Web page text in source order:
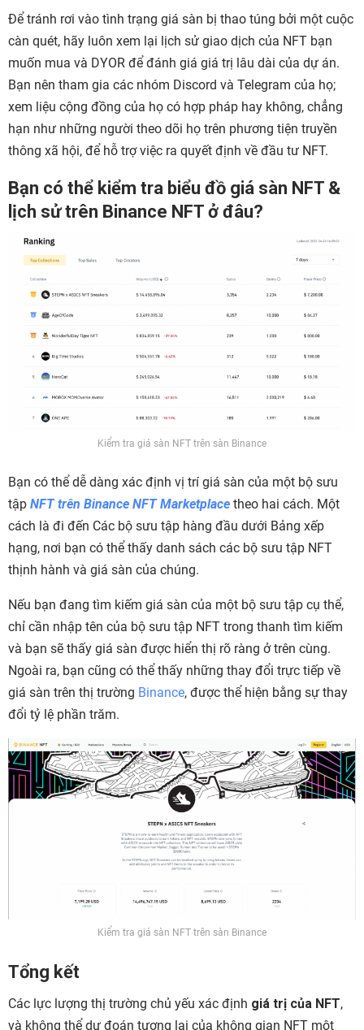
Để tránh rơi vào tình trạng giá sàn bị thao túng bởi một cuộc
càn quét, hãy luôn xem lại lịch sử giao dịch của NFT bạn
muốn mua và DYOR để đánh giá giá trị lâu dài của dự án.
Bạn nên tham gia các nhóm Discord và Telegram của họ;
xem liệu cộng đồng của họ có hợp pháp hay không, chẳng
hạn như những người theo dõi họ trên phương tiện truyền
thông xã hội, để hỗ trợ việc ra quyết định về đầu tư NFT.
Bạn có thể kiểm tra biểu đồ giá sàn NFT &
lịch sử trên Binance NFT ở đâu?
Kiểm tra giá sàn NFT trên sàn Binance
Bạn có thể dễ dàng xác định vị trí giá sàn của một bộ sưu
tập NFT trên Binance NFT Marketplace theo hai cách. Một
cách là đi đến Các bộ sưu tập hàng đầu dưới Bảng xếp
hạng, nơi bạn có thể thấy danh sách các bộ sưu tập NFT
thịnh hành và giá sàn của chúng.
Nếu bạn đang tìm kiếm giá sàn của một bộ sưu tập cụ thể,
chỉ cần nhập tên của bộ sưu tập NFT trong thanh tìm kiếm
và bạn sẽ thấy giá sàn được hiển thị rõ ràng ở trên cùng.
Ngoài ra, bạn cũng có thể thấy những thay đổi trực tiếp về
giá sàn trên thị trường Binance, được thể hiện bằng sự thay
đổi tỷ lệ phần trăm.
Kiểm tra giá sàn NFT trên sàn Binance
Tổng kết
Các lực lượng thị trường chủ yếu xác định giá trị của NFT,
và không thể dự đoán tương lai của không gian NFT một